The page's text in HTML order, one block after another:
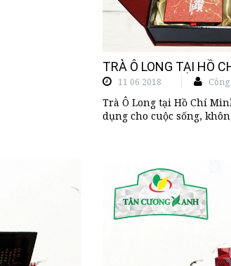
TRÀ Ô LONG TẠI HỒ
11 06 2018
Trà Ô Long tại Hồ Chí
dụng cho cuộc sống,